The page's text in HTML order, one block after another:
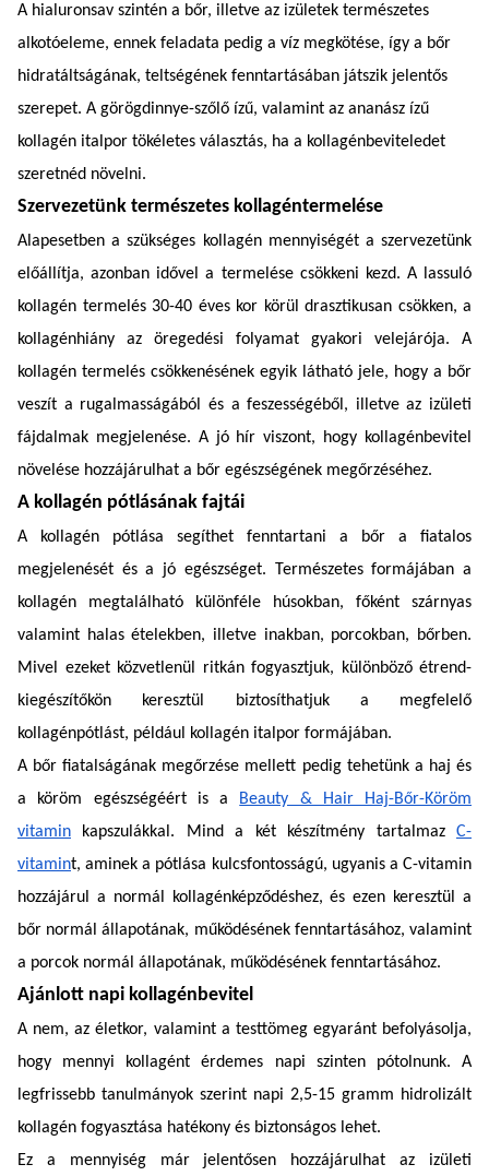
A hialuronsav szintén a bőr, illetve az izületek természetes
alkotóeleme, ennek feladata pedig a víz megkötése, így a bőr
hidratáltságának, teltségének fenntartásában játszik jelentős
szerepet. A görögdinnye-szőlő ízű, valamint az ananász ízű
kollagén italpor tökéletes választás, ha a kollagénbeviteledet
szeretnéd növelni.
Szervezetünk természetes kollagéntermelése
Alapesetben a szükséges kollagén mennyiségét a szervezetünk
előállítja, azonban idővel a termelése csökkeni kezd. A lassuló
kollagén termelés 30-40 éves kor körül drasztikusan csökken, a
kollagénhiány az öregedési folyamat gyakori velejárója. A
kollagén termelés csökkenésének egyik látható jele, hogy a bőr
veszít a rugalmasságából és a feszességéből, illetve az izületi
fájdalmak megjelenése. A jó hír viszont, hogy kollagénbevitel
növelése hozzájárulhat a bőr egészségének megőrzéséhez.
A kollagén pótlásának fajtái
A kollagén pótlása segíthet fenntartani a bőr a fiatalos
megjelenését és a jó egészséget. Természetes formájában a
kollagén megtalálható különféle húsokban, főként szárnyas
valamint halas ételekben, illetve inakban, porcokban, bőrben.
Mivel ezeket közvetlenül ritkán fogyasztjuk, különböző étrend-
kiegészítőkön keresztül biztosíthatjuk a megfelelő
kollagénpótlást, például kollagén italpor formájában.
A bőr fiatalságának megőrzése mellett pedig tehetünk a haj és
a köröm egészségéért is a
Beauty & Hair Haj-Bőr-Köröm
vitamin kapszulákkal. Mind a két készítmény tartalmaz C-
vitamint, aminek a pótlása kulcsfontosságú, ugyanis a C-vitamin
hozzájárul a normál kollagénképződéshez, és ezen keresztül a
bőr normál állapotának, működésének fenntartásához, valamint
a porcok normál állapotának, működésének fenntartásához.
Ajánlott napi kollagénbevitel
A nem, az életkor, valamint a testtömeg egyaránt befolyásolja,
hogy mennyi kollagént érdemes napi szinten pótolnunk. A
legfrissebb tanulmányok szerint napi 2,5-15 gramm hidrolizált
kollagén fogyasztása hatékony és biztonságos lehet.
Ez a mennyiség már jelentősen hozzájárulhat az izületi